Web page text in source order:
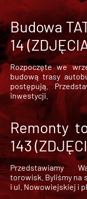
Budowa
14
Rozpoczęte we
budową trasy
postępują.
inwestycji.
Remonty
143
Przedstawiamy
torowisk. Byliśmy na
i ul. Nowowiejskiej i